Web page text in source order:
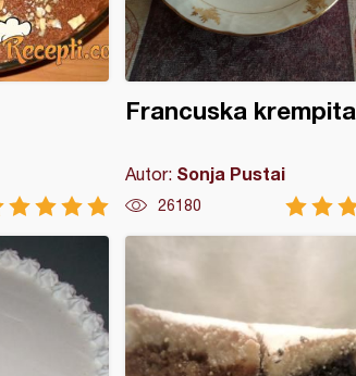
Francuska krempita
Autor: Sonja Pustai
26180